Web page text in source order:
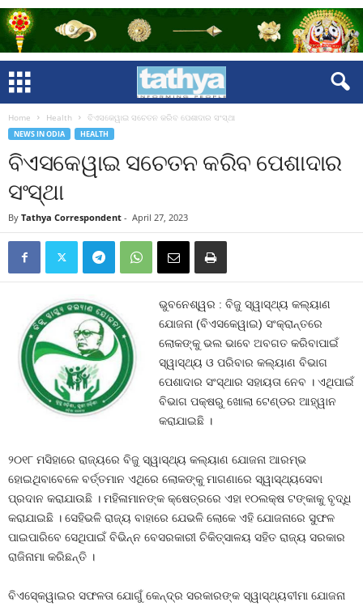
Home Health ବିଏସକେୱାଇ ସଚେତନ କରିବ ପେଶାଦାର ସଂସ୍ଥା
NEWS IN ODIA HEALTH
ବିଏସକେୱାଇ ସଚେତନ କରିବ ପେଶାଦାର
ସଂସ୍ଥା
By Tathya Correspondent - April 27, 2023
ଭୁବନେଶ୍ୱର : ବିଜୁ ସ୍ୱାସ୍ଥ୍ୟ କଲ୍ୟାଣ
ଯୋଜନା (ବିଏସକେୱାଇ) ସଂକ୍ରାନ୍ତରେ
ଲୋକଙ୍କୁ ଭଲ ଭାବେ ଅବଗତ କରିବାପାଇଁ
ସ୍ୱାସ୍ଥ୍ୟ ଓ ପରିବାର କଲ୍ୟାଣ ବିଭାଗ
ପେଶାଦାର ସଂସ୍ଥାର ସହାୟତା ନେବ । ଏଥିପାଇଁ
ବିଭାଗ ପକ୍ଷରୁ ଖୋଲା ଟେଣ୍ଡର ଆହ୍ୱାନ
କରାଯାଇଛି ।
୨୦୧୮ ମସିହାରେ ରାଜ୍ୟରେ ବିଜୁ ସ୍ୱାସ୍ଥ୍ୟ କଲ୍ୟାଣ ଯୋଜନା ଆରମ୍ଭ
ହୋଇଥିବାବେଳେ ବର୍ତ୍ତମାନ ଏଥିରେ ଲୋକଙ୍କୁ ମାଗଣାରେ ସ୍ୱାସ୍ଥ୍ୟସେବା
ପ୍ରଦାନ କରାଯାଉଛି । ମହିଳାମାନଙ୍କ କ୍ଷେତ୍ରରେ ଏହା ୧୦ଲକ୍ଷ ଟଙ୍କାକୁ ବୃଦ୍ଧି
କରାଯାଇଛି । ସେହିଭଳି ରାଜ୍ୟ ବାହାରେ ଯେଭଳି ଲୋକେ ଏହି ଯୋଜନାରେ ସୁଫଳ
ପାଇପାରିବେ ସେଥିପାଇଁ ବିଭିନ୍ନ ବେସରକାରୀ ଚିକିତ୍ସାଳୟ ସହିତ ରାଜ୍ୟ ସରକାର
ରାଜିନାମା କରିଛନ୍ତି ।
ବିଏସ୍‍କେୱାଇର ସଫଳତା ଯୋଗୁଁ କେନ୍ଦ୍ର ସରକାରଙ୍କ ସ୍ୱାସ୍ଥ୍ୟବୀମା ଯୋଜନା